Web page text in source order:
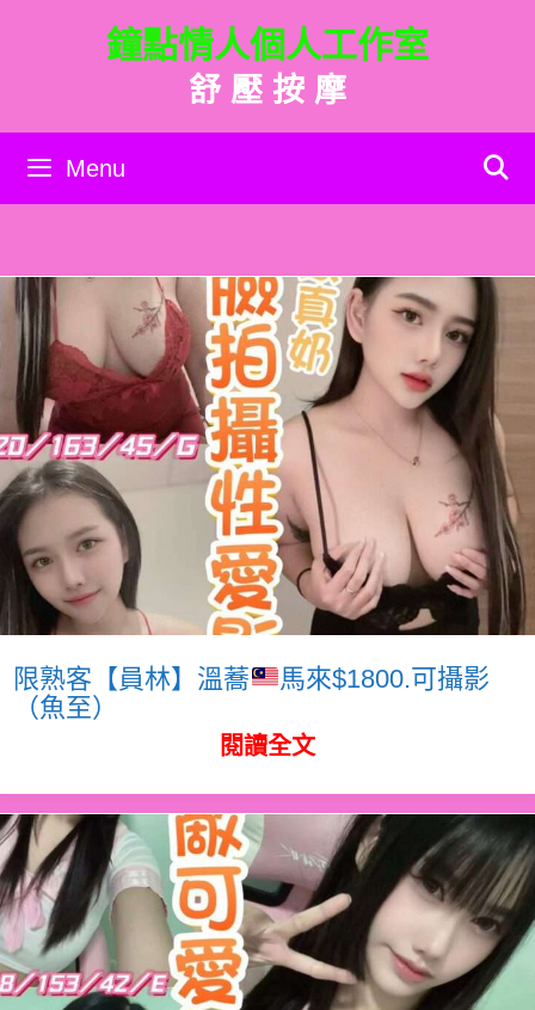
內
鐘點情人個人工作室
舒 壓 按 摩
Menu
限熟客【員林】溫蕎
馬來$1800.可攝影
（魚至）
閱讀全文